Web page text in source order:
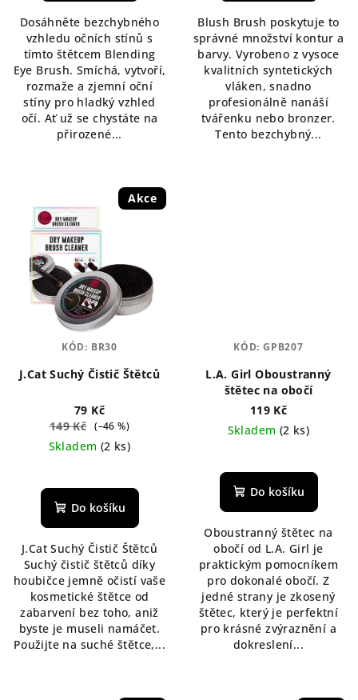
Dosáhněte bezchybného
vzhledu očních stínů s
tímto štětcem Blending
Eye Brush. Smíchá, vytvoří,
rozmaže a zjemní oční
stíny pro hladký vzhled
očí. Ať už se chystáte na
přirozené...
z
5
hvězdiček.
Blush Brush poskytuje to
správné množství kontur a
barvy. Vyrobeno z vysoce
kvalitních syntetických
vláken, snadno
profesionálně nanáší
tvářenku nebo bronzer.
Tento bezchybný...
Akce
J.Cat Suchý Čistič Štětců
79 Kč
149 Kč (–46 %)
Skladem (2 ks)
Do košíku
J.Cat Suchý Čistič Štětců
Suchý čistič štětců díky
houbičce jemně očistí vaše
kosmetické štětce od
zabarvení bez toho, aniž
byste je museli namáčet.
Použijte na suché štětce,...
KÓD: BR30
L.A. Girl Oboustranný
štětec na obočí
119 Kč
Skladem (2 ks)
Do košíku
Oboustranný štětec na
obočí od L.A. Girl je
praktickým pomocníkem
pro dokonalé obočí. Z
jedné strany je zkosený
štětec, který je perfektní
pro krásné zvýraznění a
dokreslení...
KÓD:GPB207